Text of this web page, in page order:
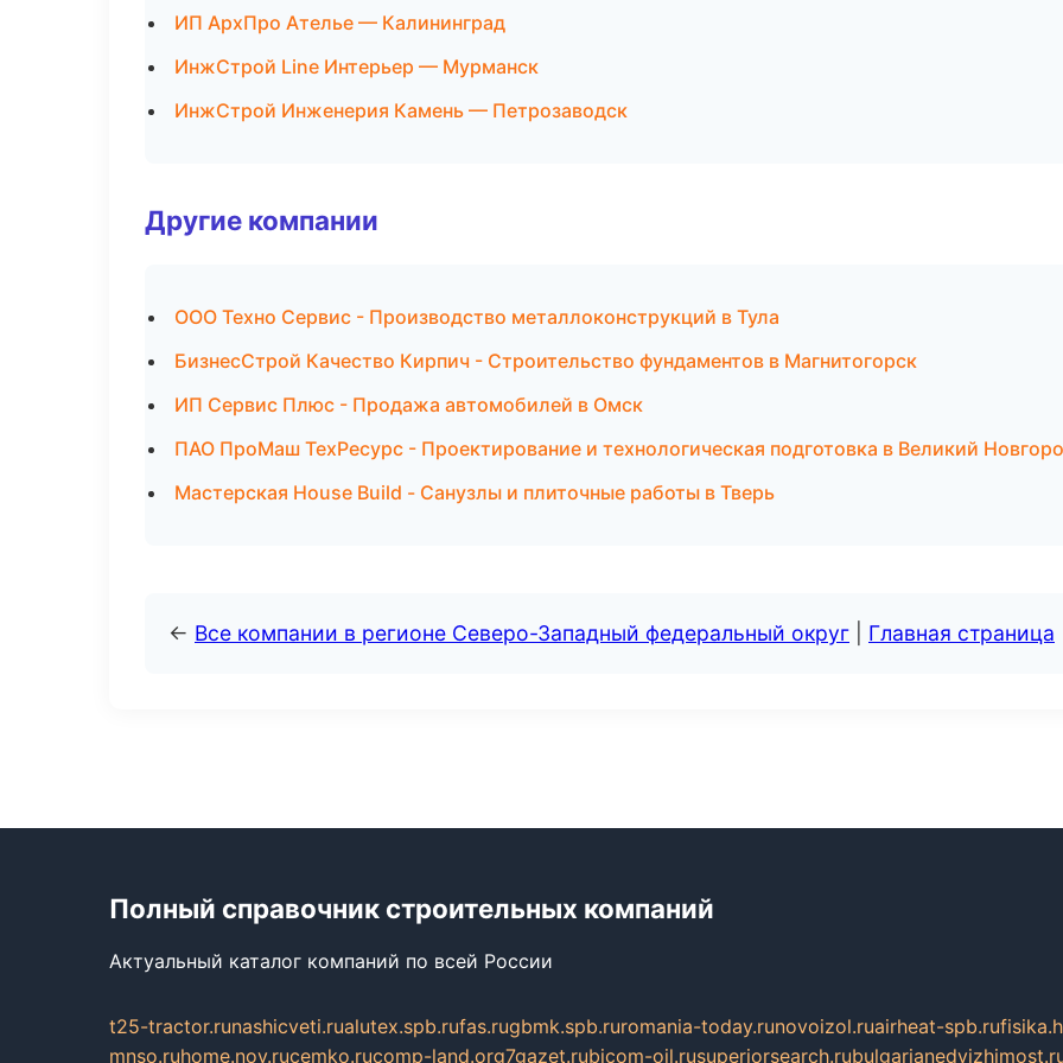
ИП АрхПро Ателье — Калининград
ИнжСтрой Line Интерьер — Мурманск
ИнжСтрой Инженерия Камень — Петрозаводск
Другие компании
ООО Техно Сервис - Производство металлоконструкций в Тула
БизнесСтрой Качество Кирпич - Строительство фундаментов в Магнитогорск
ИП Сервис Плюс - Продажа автомобилей в Омск
ПАО ПроМаш ТехРесурс - Проектирование и технологическая подготовка в Великий
Мастерская House Build - Санузлы и плиточные работы в Тверь
← Все компании в регионе Северо-Западный федеральный округ Главная страница
Полный справочник строительных компаний
Актуальный каталог компаний по всей России
t25-tractor.runashicveti.rualutex.spb.rufas.rugbmk.spb.ruromania-today.runovoizol.ruairheat-spb.ru
mnso.ruhome.nov.rucemko.rucomp-land.org7gazet.rubicom-oil.rusuperiorsearch.ru